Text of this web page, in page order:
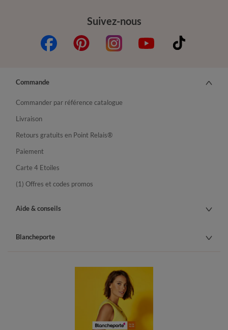
Suivez-nous
Commande
Commander par référence catalogue
Livraison
Retours gratuits en Point Relais®
Paiement
Carte 4 Etoiles
(1) Offres et codes promos
Aide & conseils
Blancheporte